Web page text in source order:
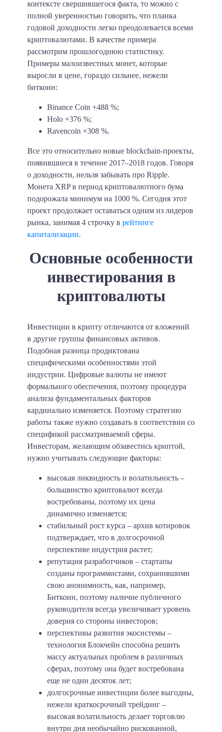
контексте свершившегося факта, то можно с
полной уверенностью говорить, что планка
годовой доходности легко преодолевается всеми
криптовалютами. В качестве примера
рассмотрим прошлогоднюю статистику.
Примеры малоизвестных монет, которые
выросли в цене, гораздо сильнее, нежели
биткоин:
Binance Coin +488 %;
Holo +376 %;
Ravencoin +308 %.
Все это относительно новые blockchain-проекты,
появившиеся в течение 2017–2018 годов. Говоря
о доходности, нельзя забывать про Ripple.
Монета XRP в период криптовалютного бума
подорожала минимум на 1000 %. Сегодня этот
проект продолжает оставаться одним из лидеров
рынка, занимая 4 строчку в рейтинге
капитализации.
Основные особенности
инвестирования в
криптовалюты
Инвестиции в крипту отличаются от вложений
в другие группы финансовых активов.
Подобная разница продиктована
специфическими особенностями этой
индустрии. Цифровые валюты не имеют
формального обеспечения, поэтому процедура
анализа фундаментальных факторов
кардинально изменяется. Поэтому стратегию
работы также нужно создавать в соответствии со
спецификой рассматриваемой сферы.
Инвесторам, желающим обзавестись криптой,
нужно учитывать следующие факторы:
высокая ликвидность и волатильность –
большинство криптовалют всегда
востребованы, поэтому их цена
динамично изменяется;
стабильный рост курса – архив котировок
подтверждает, что в долгосрочной
перспективе индустрия растет;
репутация разработчиков – стартапы
созданы программистами, сохранившими
свою анонимность, как, например,
Биткоин, поэтому наличие публичного
руководителя всегда увеличивает уровень
доверия со стороны инвесторов;
перспективы развития экосистемы –
технология Блокчейн способна решить
массу актуальных проблем в различных
сферах, поэтому она будет востребована
еще не один десяток лет;
долгосрочные инвестиции более выгодны,
нежели краткосрочный трейдинг –
высокая волатильность делает торговлю
внутри дня необычайно рискованной,